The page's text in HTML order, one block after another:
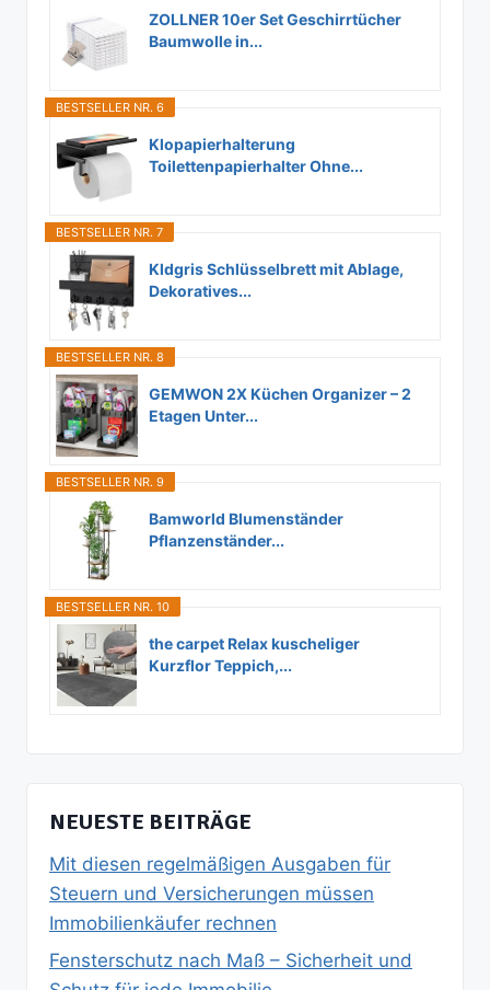
ZOLLNER 10er Set Geschirrtücher
Baumwolle in...
BESTSELLER NR. 6
Klopapierhalterung
Toilettenpapierhalter Ohne...
BESTSELLER NR. 7
Kldgris Schlüsselbrett mit Ablage,
Dekoratives...
BESTSELLER NR. 8
GEMWON 2X Küchen Organizer – 2
Etagen Unter...
BESTSELLER NR. 9
Bamworld Blumenständer
Pflanzenständer...
BESTSELLER NR. 10
the carpet Relax kuscheliger
Kurzflor Teppich,...
NEUESTE BEITRÄGE
Mit diesen regelmäßigen Ausgaben für
Steuern und Versicherungen müssen
Immobilienkäufer rechnen
Fensterschutz nach Maß – Sicherheit und